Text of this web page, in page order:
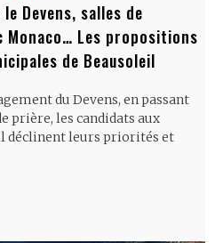
Devens, salles de
Les propositions
de Beausoleil
du Devens, en passant
prière, les candidats aux
déclinent leurs priorités et